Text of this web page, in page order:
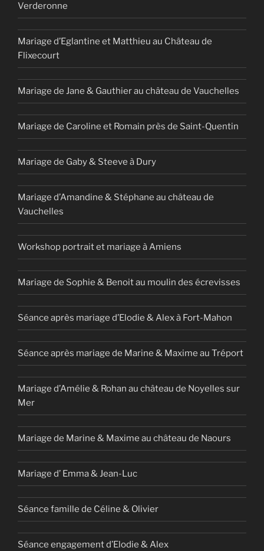
Verderonne
Mariage d’Eglantine et Matthieu au Château de
Flixecourt
Mariage de Jane & Gauthier au château de Vauchelles
Mariage de Caroline et Romain près de Saint-Quentin
Mariage de Gaby & Steeve à Dury
Mariage d’Amandine & Stéphane au château de
Vauchelles
Workshop portrait et mariage à Amiens
Mariage de Sophie & Benoit au moulin des écrevisses
Séance après mariage d’Elodie & Alex à Fort-Mahon
Séance après mariage de Marine & Maxime au Tréport
Mariage d’Amélie & Rohan au château de Noyelles sur
Mer
Mariage de Marine & Maxime au château de Naours
Mariage d’ Emma & Jean-Luc
Séance famille de Céline & Olivier
Séance engagement d’Elodie & Alex